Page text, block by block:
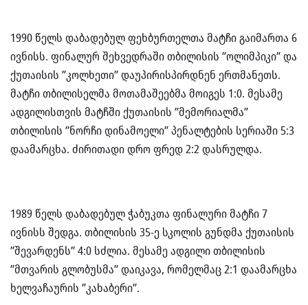
1990 წელს დაბადებულ ფეხბურთელთა მატჩი გაიმართა 6
ივნისს. ფინალურ შეხვედრაში თბილისის ”ოლიმპიკი” და
ქუთაისის ”კოლხეთი” დაუპირისპირდნენ ერთმანეთს.
მატჩი თბილისელმა მოთამაშეებმა მოიგეს 1:0. მესამე
ადგილისთვის მატჩში ქუთაისის ”მემორიალმა”
თბილისის ”ნორჩი დინამოელი” პენალტების სერიაში 5:3
დაამარცხა. ძირითადი დრო ფრედ 2:2 დასრულდა.
1989 წელს დაბადებულ ჭაბუკთა ფინალური მატჩი 7
ივნისს შედგა. თბილისის 35-ე სკოლის გუნდმა ქუთაისის
”შევარდენს” 4:0 სძლია. მესამე ადგილი თბილისის
”მთვარის გლობუსმა” დაიკავა, რომელმაც 2:1 დაამარცხა
ხელვაჩაურის ”კახაბერი”.